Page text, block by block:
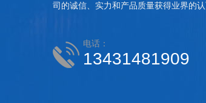
司的诚信、实力和产品质量获得业界的认
电话：
13431481909